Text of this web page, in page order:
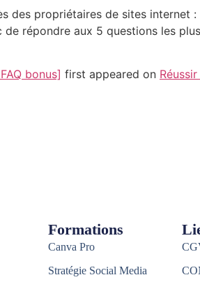
des propriétaires de sites internet
répondre aux 5 questions les
bonus] first appeared on
Formations
Canva Pro
Stratégie Social Media